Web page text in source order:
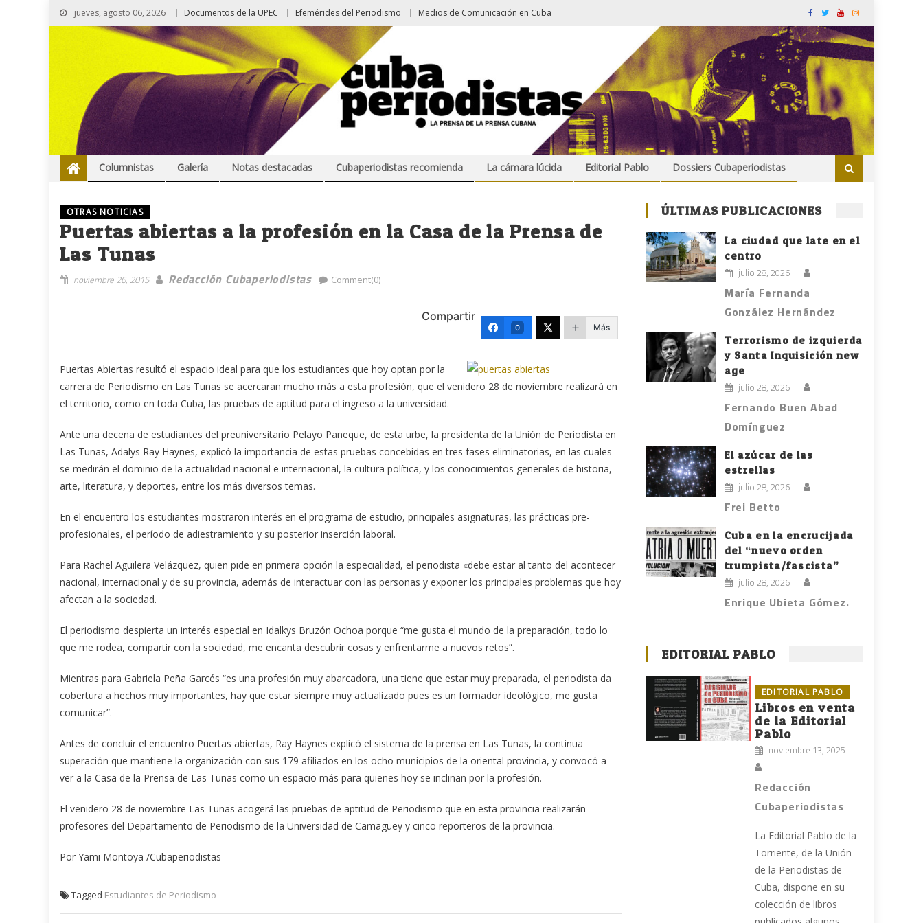
jueves, agosto 06, 2026 Documentos de la UPEC Efemérides del Periodismo Medios de Comunicación en Cuba
Columnistas Galería Notas destacadas Cubaperiodistas recomienda La cámara lúcida Editorial Pablo Dossiers Cubaperiodistas
OTRAS NOTICIAS
Puertas abiertas a la profesión en la Casa de la Prensa de
Las Tunas
noviembre 26, 2015 Redacción Cubaperiodistas Comment(0)
Compartir
0 Más
Puertas Abiertas resultó el espacio ideal para que los estudiantes que hoy optan por la
carrera de Periodismo en Las Tunas se acercaran mucho más a esta profesión, que el venidero 28 de noviembre realizará en
el territorio, como en toda Cuba, las pruebas de aptitud para el ingreso a la universidad.
Ante una decena de estudiantes del preuniversitario Pelayo Paneque, de esta urbe, la presidenta de la Unión de Periodista en
Las Tunas, Adalys Ray Haynes, explicó la importancia de estas pruebas concebidas en tres fases eliminatorias, en las cuales
se medirán el dominio de la actualidad nacional e internacional, la cultura política, y los conocimientos generales de historia,
arte, literatura, y deportes, entre los más diversos temas.
En el encuentro los estudiantes mostraron interés en el programa de estudio, principales asignaturas, las prácticas pre-
profesionales, el período de adiestramiento y su posterior inserción laboral.
Para Rachel Aguilera Velázquez, quien pide en primera opción la especialidad, el periodista «debe estar al tanto del acontecer
nacional, internacional y de su provincia, además de interactuar con las personas y exponer los principales problemas que hoy
afectan a la sociedad.
El periodismo despierta un interés especial en Idalkys Bruzón Ochoa porque “me gusta el mundo de la preparación, todo lo
que me rodea, compartir con la sociedad, me encanta descubrir cosas y enfrentarme a nuevos retos”.
Mientras para Gabriela Peña Garcés “es una profesión muy abarcadora, una tiene que estar muy preparada, el periodista da
cobertura a hechos muy importantes, hay que estar siempre muy actualizado pues es un formador ideológico, me gusta
comunicar”.
Antes de concluir el encuentro Puertas abiertas, Ray Haynes explicó el sistema de la prensa en Las Tunas, la continua
superación que mantiene la organización con sus 179 afiliados en los ocho municipios de la oriental provincia, y convocó a
ver a la Casa de la Prensa de Las Tunas como un espacio más para quienes hoy se inclinan por la profesión.
El venidero 28 de noviembre Las Tunas acogerá las pruebas de aptitud de Periodismo que en esta provincia realizarán
profesores del Departamento de Periodismo de la Universidad de Camagüey y cinco reporteros de la provincia.
Por Yami Montoya /Cubaperiodistas
Tagged Estudiantes de Periodismo
ÚLTIMAS PUBLICACIONES
La ciudad que late en el
centro
julio 28, 2026
María Fernanda
González Hernández
Terrorismo de izquierda
y Santa Inquisición new
age
julio 28, 2026
Fernando Buen Abad
Domínguez
El azúcar de las
estrellas
julio 28, 2026
Frei Betto
Cuba en la encrucijada
del “nuevo orden
trumpista/fascista”
julio 28, 2026
Enrique Ubieta Gómez.
EDITORIAL PABLO
EDITORIAL PABLO
Libros en venta
de la Editorial
Pablo
noviembre 13, 2025
Redacción
Cubaperiodistas
La Editorial Pablo de la
Torriente, de la Unión
de la Periodistas de
Cuba, dispone en su
colección de libros